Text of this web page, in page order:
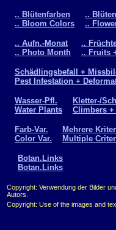
.. Blütenfarben
.. Bloom Colors
..
..
.. Aufn.-Monat
.. Photo Month
..
.. Fruits
Schädlingsbefall +
Pest Infestation +
Wasser-Pfl.
Water Plants
Kletter-/
Climbers +
Farb-Var.
Color Var.
Mehrere
Multiple
Botan.Links
Botan.Links
Copyright: Verwendung der Bilder
Autors.
Copyright: Use of the images and